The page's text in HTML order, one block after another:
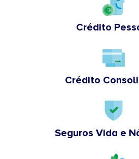
Crédito
Crédito
Seguros Vida e